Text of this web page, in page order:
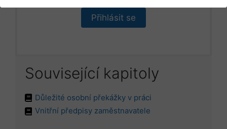
Přihlásit se
Související kapitoly
Důležité osobní překážky v práci
Vnitřní předpisy zaměstnavatele